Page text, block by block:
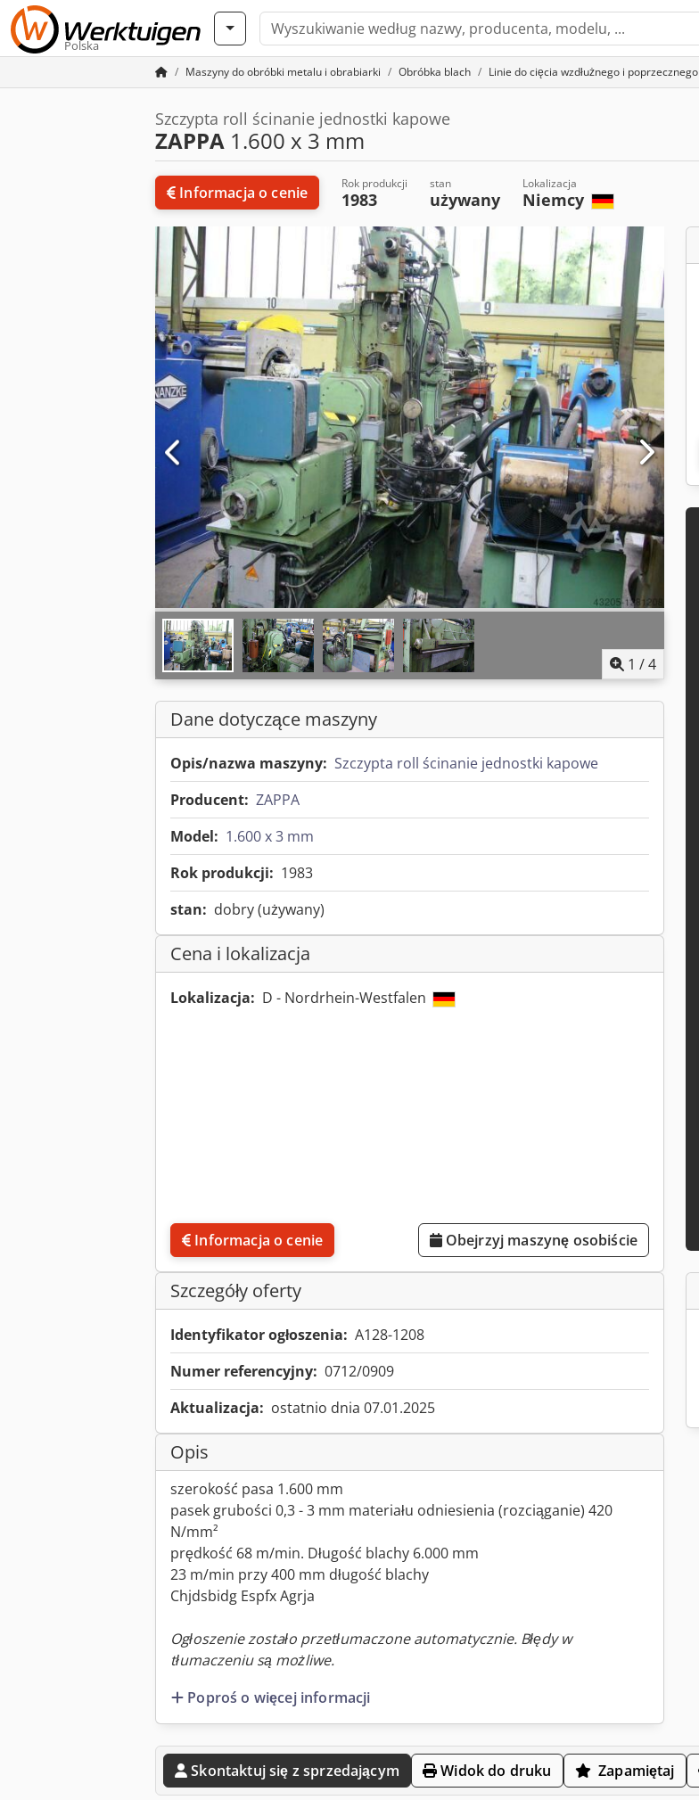
Polska
Maszyny do obróbki metalu i obrabiarki Obróbka blach Linie do cięcia wzdłużnego i poprzecznego
Szczypta roll ścinanie jednostki kapowe
ZAPPA 1.600 x 3 mm
Informacja o cenie Rok produkcji
1983
stan
używany
Lokalizacja
Niemcy
1 /4
Dane dotyczące maszyny
Opis/nazwa maszyny: Szczypta roll ścinanie jednostki kapowe
Producent: ZAPPA
Model: 1.600 x 3 mm
Rok produkcji: 1983
stan: dobry (używany)
Cena i lokalizacja
Lokalizacja: D - Nordrhein-Westfalen
Informacja o cenie Obejrzyj maszynę osobiście
Szczegóły oferty
Identyfikator ogłoszenia: A128-1208
Numer referencyjny: 0712/0909
Aktualizacja: ostatnio dnia 07.01.2025
Opis
szerokość pasa 1.600 mm
pasek grubości 0,3 - 3 mm materiału odniesienia (rozciąganie) 420
N/mm²
prędkość 68 m/min. Długość blachy 6.000 mm
23 m/min przy 400 mm długość blachy
Chjdsbidg Espfx Agrja
Ogłoszenie zostało przetłumaczone automatycznie. Błędy w
tłumaczeniu są możliwe.
Poproś o więcej informacji
Skontaktuj się z sprzedającym Widok do druku Zapamiętaj